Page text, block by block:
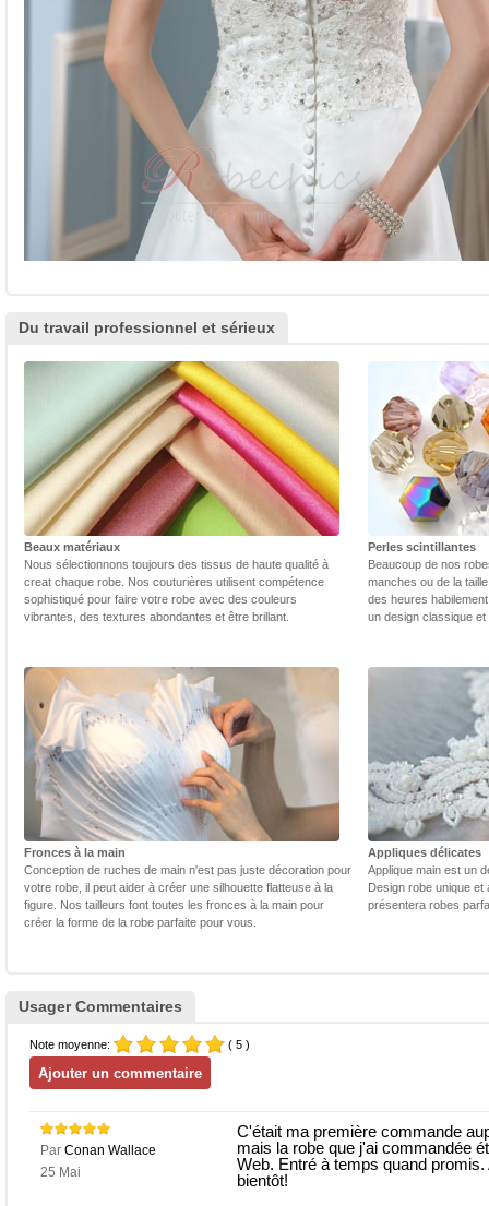
Du travail professionnel et sérieux
Beaux matériaux
Nous sélectionnons toujours des tissus de haute qualité à
creat chaque robe. Nos couturières utilisent compétence
sophistiqué pour faire votre robe avec des couleurs
vibrantes, des textures abondantes et être brillant.
Perles scintillantes
Beaucoup de nos
manches ou de la
des heures
un design classique
Fronces à la main
Conception de ruches de main n'est pas juste décoration pour
votre robe, il peut aider à créer une silhouette flatteuse à la
figure. Nos tailleurs font toutes les fronces à la main pour
créer la forme de la robe parfaite pour vous.
Appliques délicates
Applique main est un
Design robe unique et
présentera robes
Usager Commentaires
Note moyenne: ( 5 )
Par Conan Wallace
25 Mai
C'était ma première commande
mais la robe que j'ai commandée
Web. Entré à temps quand
bientôt!